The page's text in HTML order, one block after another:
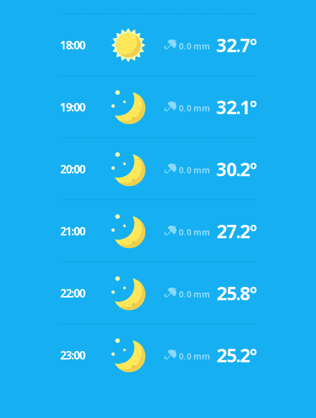
18:00 0.0 mm 32.7º
19:00 0.0 mm 32.1º
20:00 0.0 mm 30.2º
21:00 0.0 mm 27.2º
22:00 0.0 mm 25.8º
23:00 0.0 mm 25.2º